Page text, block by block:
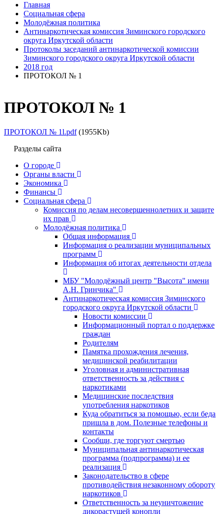
ПРОТОКОЛ № 1
ПРОТОКОЛ № 1l.pdf(1955Kb)
Разделы сайта
О городе
Органы власти
Экономика
Финансы
Социальная сфера
Комиссия по делам несовершеннолетних и защите
их прав
Молодёжная политика
Общая информация
Информация о реализации муниципальных
программ
Информация об итогах деятельности отдела
МБУ "Молодёжный центр "Высота" имени
А.Н. Гринчика"
Антинаркотическая комиссия Зиминского
городского округа Иркутской области
Новости комиссии
Информационный портал о поддержке
граждан
Родителям
Памятка прохождения лечения,
медицинской реабилитации
Уголовная и административная
ответственность за действия с
наркотиками
Медицинские последствия
употребления наркотиков
Куда обратиться за помощью, если беда
пришла в дом. Полезные телефоны и
контакты
Сообщи, где торгуют смертью
Муниципальная антинаркотическая
программа (подпрограмма) и ее
реализация
Законодательство в сфере
противодействия незаконному обороту
наркотиков
Ответственность за неуничтожение
дикорастущей конопли
Главная
Социальная сфера
Молодёжная политика
Антинаркотическая комиссия Зиминского городского
округа Иркутской области
Протоколы заседаний антинаркотической комиссии
Зиминского городского округа Иркутской области
2018 год
ПРОТОКОЛ № 1